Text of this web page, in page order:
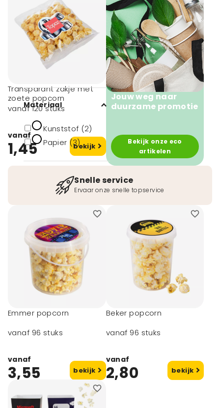
Afmeting
0,5 liter (1)
1 liter (1)
1,5 liter (1)
3 liter (1)
Materiaal
Kunststof (2)
Papier (3)
Transparant zakje met
zoete popcorn
vanaf 120 stuks
vanaf
1,45 bekijk
Jouw weg naar
duurzame promotie
Bekijk onze eco
artikelen
Snelle service
Ervaar onze snelle topservice
Emmer popcorn
vanaf 96 stuks
vanaf
3,55 bekijk
Beker popcorn
vanaf 96 stuks
vanaf
2,80 bekijk